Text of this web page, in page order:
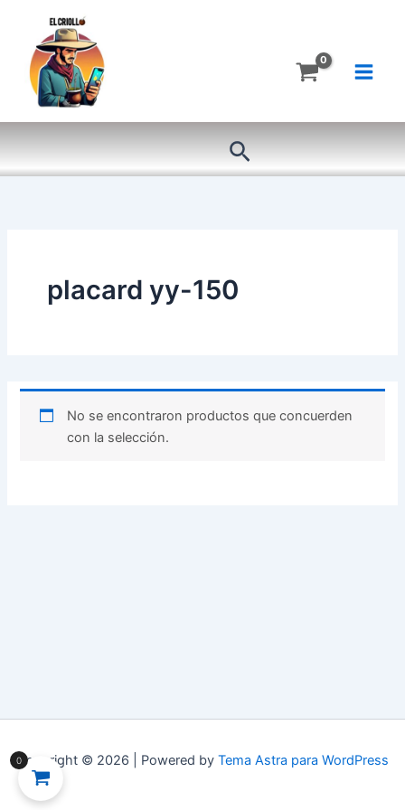
contenido
Buscar
placard yy-150
No se encontraron productos que concuerden
con la selección.
Copyright © 2026 | Powered by Tema Astra para WordPress
0